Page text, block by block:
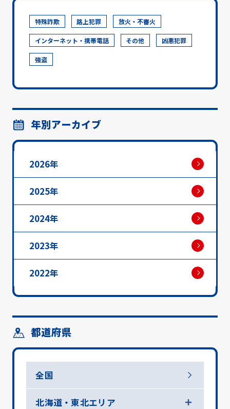
特殊詐欺 路上犯罪 放火・不審火
インターネット・携帯電話 その他 凶悪犯罪
強盗
年別アーカイブ
2026年
2025年
2024年
2023年
2022年
都道府県
全国
北海道・東北エリア